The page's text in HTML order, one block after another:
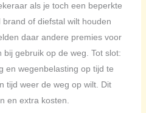
als je toch een beperkte
of diefstal wilt houden
daar andere premies voor
gebruik op de weg. Tot slot:
en wegenbelasting op tijd te
tijd weer de weg op wilt. Dit
en extra kosten.